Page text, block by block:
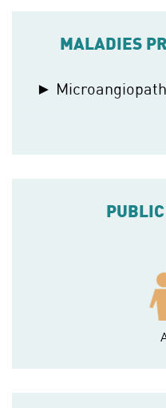
MALADIES